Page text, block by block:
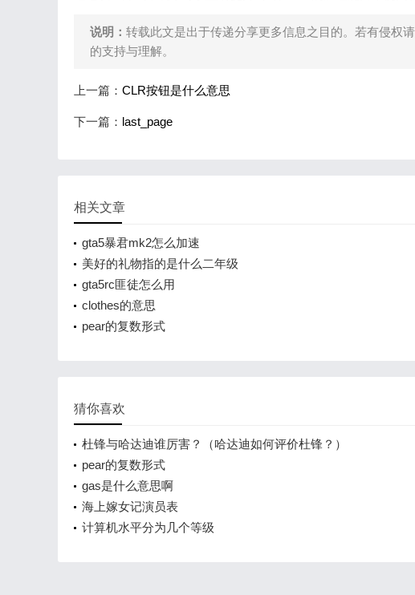
说明： 转载此文是出于传递分享更多信息之目的。若有侵权
的支持与理解。
上一篇： CLR按钮是什么意思
下一篇： last_page
相关文章
gta5暴君mk2怎么加速
美好的礼物指的是什么二年级
gta5rc匪徒怎么用
clothes的意思
pear的复数形式
猜你喜欢
杜锋与哈达迪谁厉害？（哈达迪如何评价杜锋？）
pear的复数形式
gas是什么意思啊
海上嫁女记演员表
计算机水平分为几个等级